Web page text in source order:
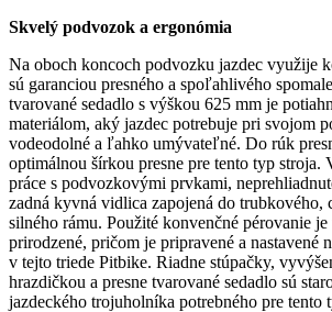
Skvelý podvozok a ergonómia
Na oboch koncoch podvozku jazdec využije
sú garanciou presného a spoľahlivého
tvarované sedadlo s výškou 625 mm je
materiálom, aký jazdec potrebuje pri svojom
vodeodolné a ľahko umývateľné. Do rúk
optimálnou šírkou presne pre tento typ stroja.
práce s podvozkovými prvkami,
zadná kyvná vidlica zapojená do
silného rámu. Použité konvenčné pérovanie
prirodzené, pričom je pripravené a nastavené
v tejto triede Pitbike. Riadne stúpačky,
hrazdičkou a presne tvarované sedadlo sú
jazdeckého trojuholníka potrebného pre tento